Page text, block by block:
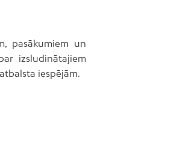
pasākumiem un
izsludinātajiem
iespējām.